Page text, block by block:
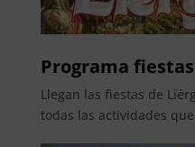
Programa
Llegan las fiestas de
todas las actividades